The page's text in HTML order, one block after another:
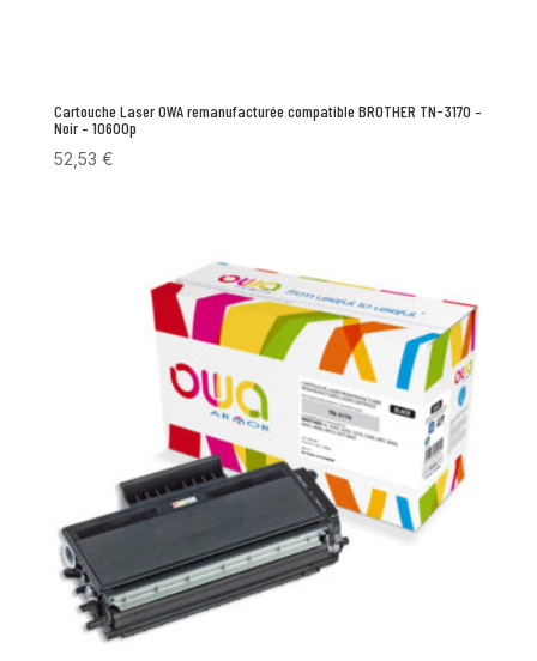
Cartouche Laser OWA remanufacturée compatible BROTHER TN-3170 –
Noir – 10600p
52,53 €